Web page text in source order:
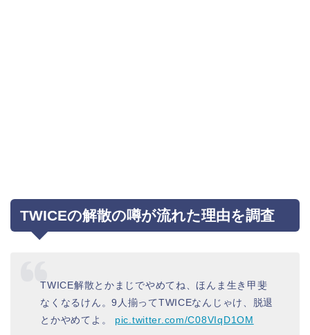
TWICEの解散の噂が流れた理由を調査
TWICE解散とかまじでやめてね、ほんま生き甲斐
なくなるけん。9人揃ってTWICEなんじゃけ、脱退
とかやめてよ。 pic.twitter.com/C08VIqD1OM